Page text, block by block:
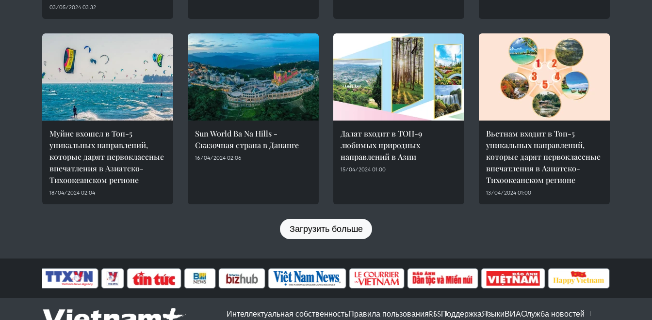
03/05/2024 03:32
Муйне вхошел в Топ-5
уникальных направлений,
которые дарят первоклассные
впечатления в Азиатско-
Тихоокеанском регионе
18/04/2024 02:04
Sun World Ba Na Hills -
Сказочная страна в Дананге
16/04/2024 02:06
Далат входит в ТОП-9
любимых природных
направлений в Азии
15/04/2024 01:00
Вьетнам входит в Топ-5
уникальных направлений,
которые дарят первоклассные
впечатления в Азиатско-
Тихоокеанском регионе
13/04/2024 01:00
Загрузить больше
Интеллектуальная собственностьПравила пользованияRSSПоддержкаЯзыкиВИАСлужба новостей